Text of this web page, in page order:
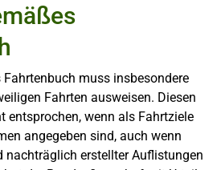
muss insbesondere
Fahrten ausweisen. Diesen
entsprochen, wenn als Fahrtziele
angegeben sind, auch wenn
nachträglich erstellter Auflistungen